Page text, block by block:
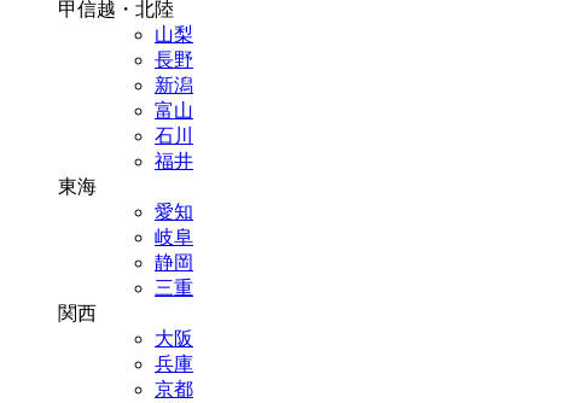
甲信越・北陸
山梨
長野
新潟
富山
石川
福井
東海
愛知
岐阜
静岡
三重
関西
大阪
兵庫
京都